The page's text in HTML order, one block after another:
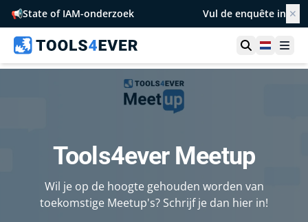
📢State of IAM-onderzoek Vul de enquête in ✕
Toon zoek
Tools4ever Meetup
Wil je op de hoogte gehouden worden van
toekomstige Meetup's? Schrijf je dan hier in!